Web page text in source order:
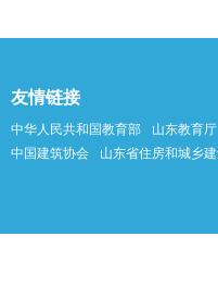
友情链接
中华人民共和国教育部 山东教育厅
中国建筑协会
山东省住房和城乡